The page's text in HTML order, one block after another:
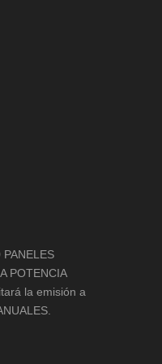
POTENCIA
la emisión a